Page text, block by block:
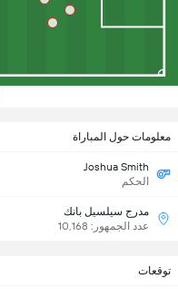
معلومات حول المباراة
Joshua Smith
الحكم
مدرج سيلسيل بانك
عدد الجمهور: 10,168
توقعات